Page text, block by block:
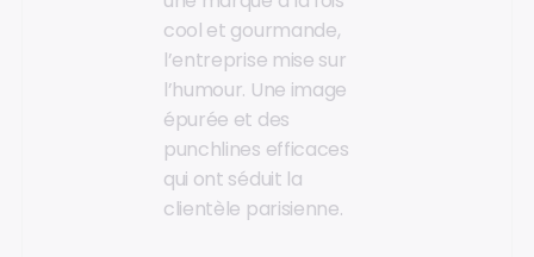
cool et gourmande,
l’entreprise mise sur
l’humour. Une image
épurée et des
punchlines efficaces
qui ont séduit la
clientèle parisienne.